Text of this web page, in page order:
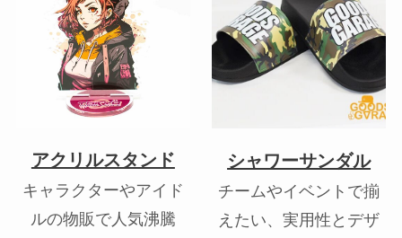
アクリルスタンド
キャラクターやアイド
ルの物販で人気沸騰
シャワーサンダル
チームやイベントで揃
えたい、実用性とデザ